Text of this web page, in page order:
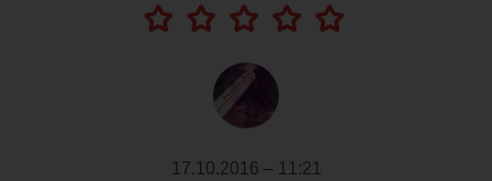
17.10.2016 – 11:21